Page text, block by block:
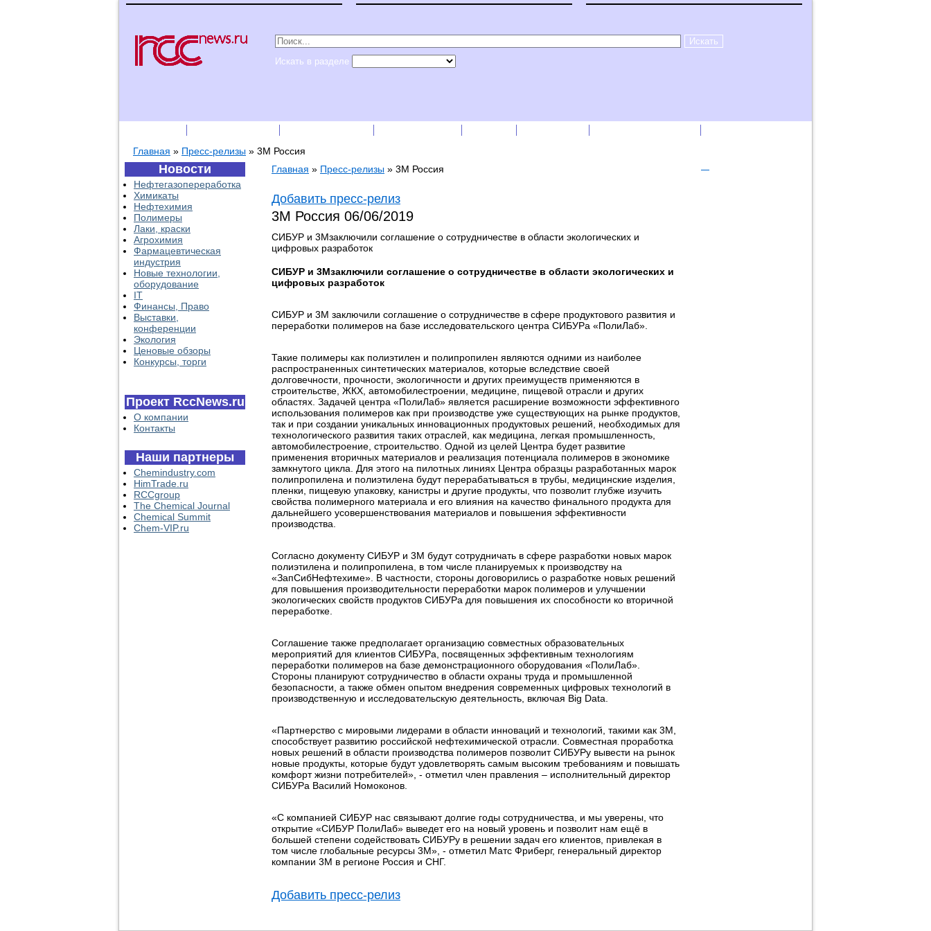
Искать в разделе
Главная » Пресс-релизы » 3М Россия
Новости
Нефтегазопереработка
Химикаты
Нефтехимия
Полимеры
Лаки, краски
Агрохимия
Фармацевтическая
индустрия
Новые технологии,
оборудование
IT
Финансы, Право
Выставки,
конференции
Экология
Ценовые обзоры
Конкурсы, торги
Проект RccNews.ru
О компании
Контакты
Наши партнеры
Chemindustry.com
HimTrade.ru
RCCgroup
The Chemical Journal
Chemical Summit
Chem-VIP.ru
Главная » Пресс-релизы » 3М Россия
Добавить пресс-релиз
3М Россия 06/06/2019
СИБУР и 3Mзаключили соглашение о сотрудничестве в области экологических и
цифровых разработок
СИБУР и 3Mзаключили соглашение о сотрудничестве в области экологических и
цифровых разработок
СИБУР и 3М заключили соглашение о сотрудничестве в сфере продуктового развития и
переработки полимеров на базе исследовательского центра СИБУРа «ПолиЛаб».
Такие полимеры как полиэтилен и полипропилен являются одними из наиболее
распространенных синтетических материалов, которые вследствие своей
долговечности, прочности, экологичности и других преимуществ применяются в
строительстве, ЖКХ, автомобилестроении, медицине, пищевой отрасли и других
областях. Задачей центра «ПолиЛаб» является расширение возможности эффективного
использования полимеров как при производстве уже существующих на рынке продуктов,
так и при создании уникальных инновационных продуктовых решений, необходимых для
технологического развития таких отраслей, как медицина, легкая промышленность,
автомобилестроение, строительство. Одной из целей Центра будет развитие
применения вторичных материалов и реализация потенциала полимеров в экономике
замкнутого цикла. Для этого на пилотных линиях Центра образцы разработанных марок
полипропилена и полиэтилена будут перерабатываться в трубы, медицинские изделия,
пленки, пищевую упаковку, канистры и другие продукты, что позволит глубже изучить
свойства полимерного материала и его влияния на качество финального продукта для
дальнейшего усовершенствования материалов и повышения эффективности
производства.
Согласно документу СИБУР и 3M будут сотрудничать в сфере разработки новых марок
полиэтилена и полипропилена, в том числе планируемых к производству на
«ЗапСибНефтехиме». В частности, стороны договорились о разработке новых решений
для повышения производительности переработки марок полимеров и улучшении
экологических свойств продуктов СИБУРа для повышения их способности ко вторичной
переработке.
Соглашение также предполагает организацию совместных образовательных
мероприятий для клиентов СИБУРа, посвященных эффективным технологиям
переработки полимеров на базе демонстрационного оборудования «ПолиЛаб».
Стороны планируют сотрудничество в области охраны труда и промышленной
безопасности, а также обмен опытом внедрения современных цифровых технологий в
производственную и исследовательскую деятельность, включая Big Data.
«Партнерство с мировыми лидерами в области инноваций и технологий, такими как 3М,
способствует развитию российской нефтехимической отрасли. Совместная проработка
новых решений в области производства полимеров позволит СИБУРу вывести на рынок
новые продукты, которые будут удовлетворять самым высоким требованиям и повышать
комфорт жизни потребителей», - отметил член правления – исполнительный директор
СИБУРа Василий Номоконов.
«С компанией СИБУР нас связывают долгие годы сотрудничества, и мы уверены, что
открытие «СИБУР ПолиЛаб» выведет его на новый уровень и позволит нам ещё в
большей степени содействовать СИБУРу в решении задач его клиентов, привлекая в
том числе глобальные ресурсы 3М», - отметил Матс Фриберг, генеральный директор
компании 3М в регионе Россия и СНГ.
Добавить пресс-релиз